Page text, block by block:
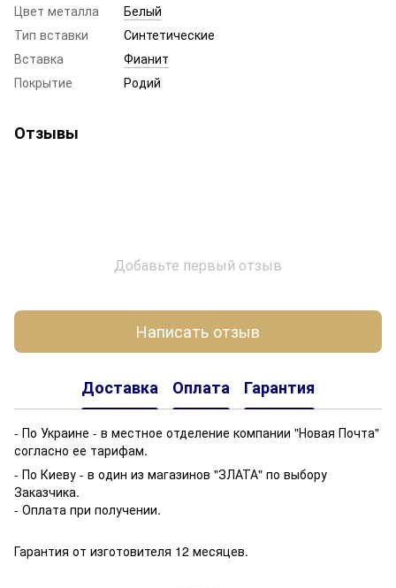
Цвет металла
Белый
Тип вставки
Синтетические
Вставка
Фианит
Покрытие
Родий
Отзывы
Добавьте первый отзыв
Написать отзыв
Доставка Оплата Гарантия
- По Украине - в местное отделение компании "Новая Почта"
согласно ее тарифам.
- По Киеву - в один из магазинов "ЗЛАТА" по выбору
Заказчика.
- Оплата при получении.
Гарантия от изготовителя 12 месяцев.